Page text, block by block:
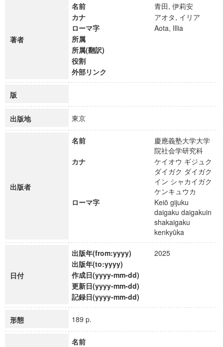
著者
名前
青田, 伊莉安
カナ
アオタ, イリア
ローマ字
Aota, Illia
所属
所属(翻訳)
役割
外部リンク
版
出版地 東京
出版者
名前
慶應義塾大学大学
院社会学研究科
カナ
ケイオウ ギジュク
ダイガク ダイガク
イン シャカイガク
ケンキュウカ
ローマ字
Keiō gijuku
daigaku daigakuin
shakaigaku
kenkyūka
日付
出版年(from:yyyy)
2025
出版年(to:yyyy)
作成日(yyyy-mm-dd)
更新日(yyyy-mm-dd)
記録日(yyyy-mm-dd)
形態 189 p.
名前